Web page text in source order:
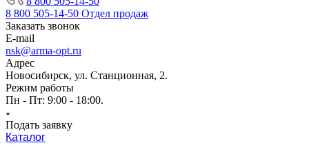
8 800 505-14-50 Отдел продаж
Заказать звонок
E-mail
nsk@arma-opt.ru
Адрес
Новосибирск, ул. Станционная, 2.
Режим работы
Пн - Пт: 9:00 - 18:00.
Подать заявку
Каталог